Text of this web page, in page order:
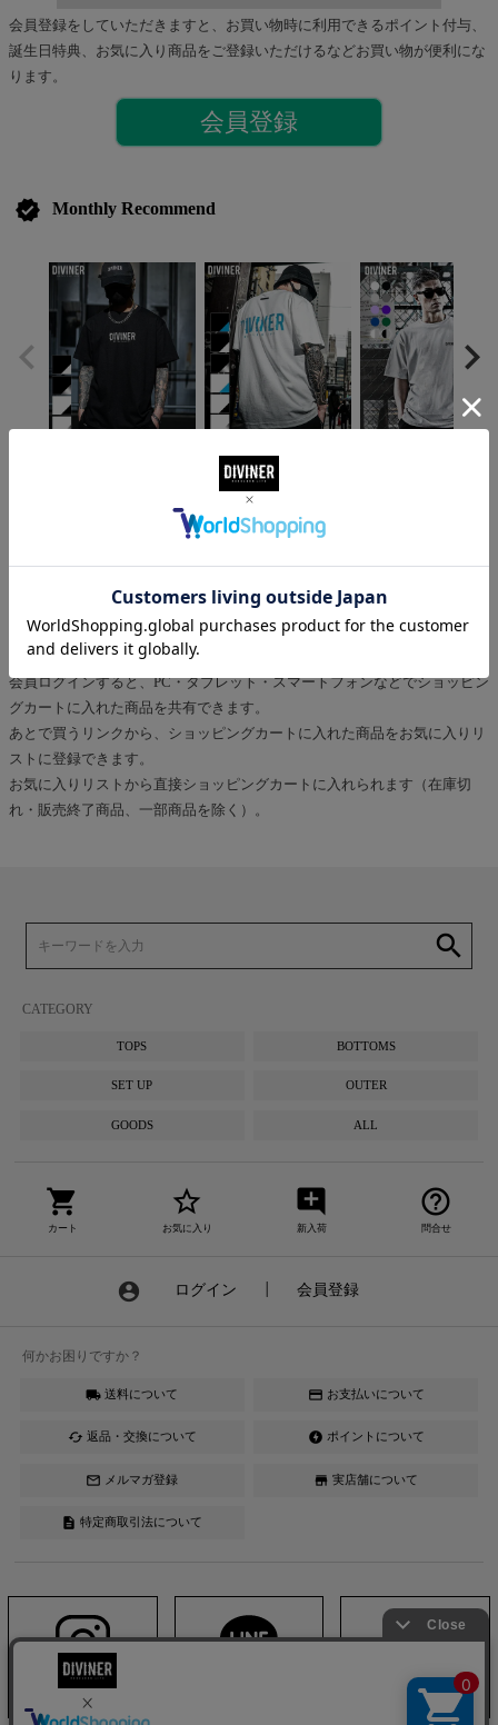
会員登録をしていただきますと、お買い物時に利用できるポイント付与、
誕生日特典、お気に入り商品をご登録いただけるなどお買い物が便利にな
ります。
会員登録
verified Monthly Recommend
5,500税込
check_boxショッピングカートのご利用方法
ショッピングカートに入った状態では、商品の在庫は確保されていませ
ん。
ショッピングカート情報は、一定期間保存されます。
会員ログインすると、PC・タブレット・スマートフォンなどでショッピン
グカートに入れた商品を共有できます。
あとで買うリンクから、ショッピングカートに入れた商品をお気に入りリ
ストに登録できます。
お気に入りリストから直接ショッピングカートに入れられます（在庫切
れ・販売終了商品、一部商品を除く）。
search
CATEGORY
TOPS BOTTOMS
SET UP OUTER
GOODS ALL
shopping_cart
カート
star_border
お気に入り
add_comment
新入荷
help_outline
問合せ
account_circle ログイン 会員登録
何かお困りですか？
local_shipping 送料について credit_card お支払いについて
cached 返品・交換について offline_bolt ポイントについて
mail_outline メルマガ登録 store 実店舗について
description 特定商取引法について
Instagram YouTube